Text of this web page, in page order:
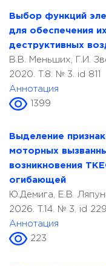
Выбор функций
для обеспечения
деструктивных
В.В. Меньших, Г.И.
2020. T.8. № 3. id 811
Аннотация
1399
Выделение
моторных
возникновения
огибающей
Ю.Демига, Е.В.
2026. T.14. № 3. id
Аннотация
223